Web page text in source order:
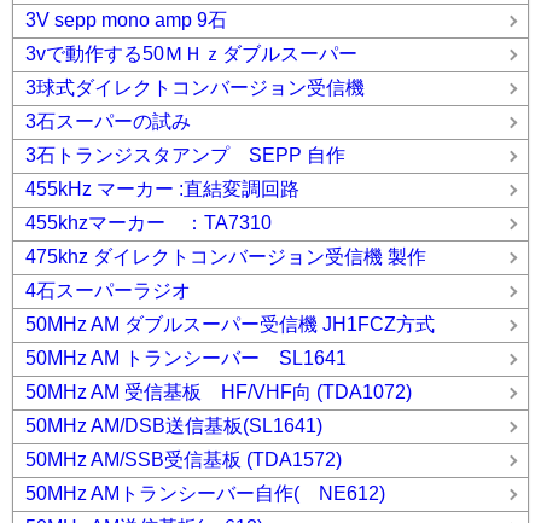
3V sepp mono amp 9石
3vで動作する50ＭＨｚダブルスーパー
3球式ダイレクトコンバージョン受信機
3石スーパーの試み
3石トランジスタアンプ SEPP 自作
455kHz マーカー :直結変調回路
455khzマーカー ：TA7310
475khz ダイレクトコンバージョン受信機 製作
4石スーパーラジオ
50MHz AM ダブルスーパー受信機 JH1FCZ方式
50MHz AM トランシーバー SL1641
50MHz AM 受信基板 HF/VHF向 (TDA1072)
50MHz AM/DSB送信基板(SL1641)
50MHz AM/SSB受信基板 (TDA1572)
50MHz AMトランシーバー自作( NE612)